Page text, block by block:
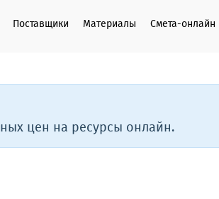
Поставщики Материалы Смета-онлайн
цен на ресурсы онлайн.